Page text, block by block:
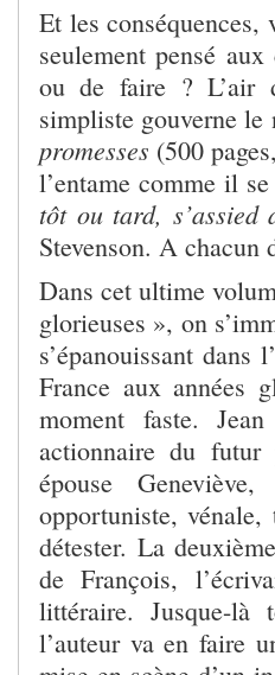
Et les conséquences,
seulement pensé
ou de faire ? L’air
simpliste gouverne
promesses (500
l’entame comme il
tôt ou tard, s’assied
Stevenson. A
Dans cet ultime
glorieuses », on
s’épanouissant dans
France aux années
moment faste.
actionnaire du futur
épouse
opportuniste,
détester. La
de François,
littéraire. Jusque-
l’auteur va en faire